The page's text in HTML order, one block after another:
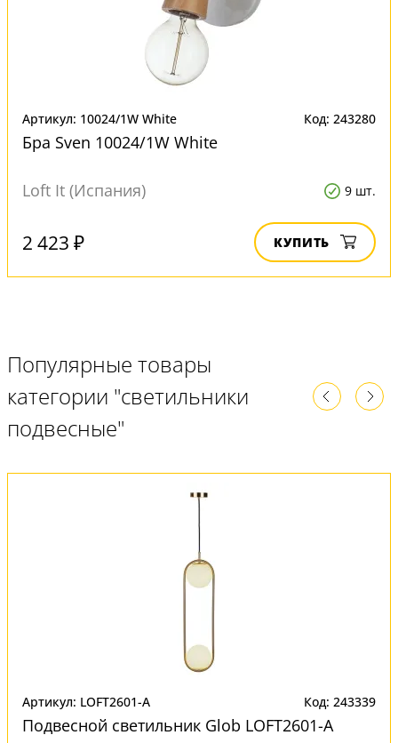
Артикул: 10024/1W White Код: 243280
Бра Sven 10024/1W White
Loft It (Испания) 9 шт.
2 423 ₽ КУПИТЬ
Популярные товары
категории "светильники
подвесные"
Артикул: LOFT2601-A Код: 243339
Подвесной светильник Glob LOFT2601-A